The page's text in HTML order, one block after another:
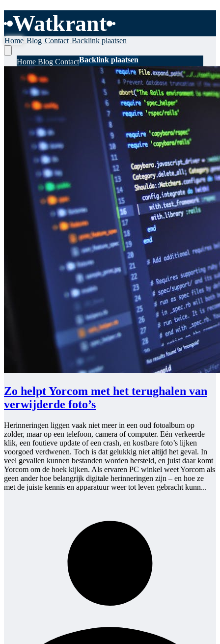
Watkrant
Home Blog Contact Backlink plaatsen
HomeBlogContactBacklink plaatsen
Zo helpt Yorcom met het terughalen van
verwijderde foto’s
Herinneringen liggen vaak niet meer in een oud fotoalbum op
zolder, maar op een telefoon, camera of computer. Eén verkeerde
klik, een foutieve update of een crash, en kostbare foto’s lijken
voorgoed verdwenen. Toch is dat gelukkig niet altijd het geval. In
veel gevallen kunnen bestanden worden hersteld, en juist daar komt
Yorcom om de hoek kijken. Als ervaren PC winkel weet Yorcom als
geen ander hoe belangrijk digitale herinneringen zijn – en hoe ze
met de juiste kennis en apparatuur weer tot leven gebracht kunn...